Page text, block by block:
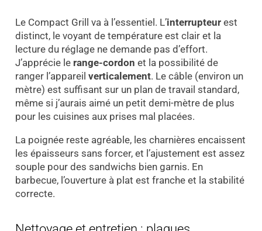
Le Compact Grill va à l’essentiel. L’interrupteurest
distinct, le voyant de température est clair et la
lecture du réglage ne demande pas d’effort.
J’apprécie le range-cordon et la possibilité de
ranger l’appareil verticalement. Le câble (environ un
mètre) est suffisant sur un plan de travail standard,
même si j’aurais aimé un petit demi-mètre de plus
pour les cuisines aux prises mal placées.
La poignée reste agréable, les charnières encaissent
les épaisseurs sans forcer, et l’ajustement est assez
souple pour des sandwichs bien garnis. En
barbecue, l’ouverture à plat est franche et la stabilité
correcte.